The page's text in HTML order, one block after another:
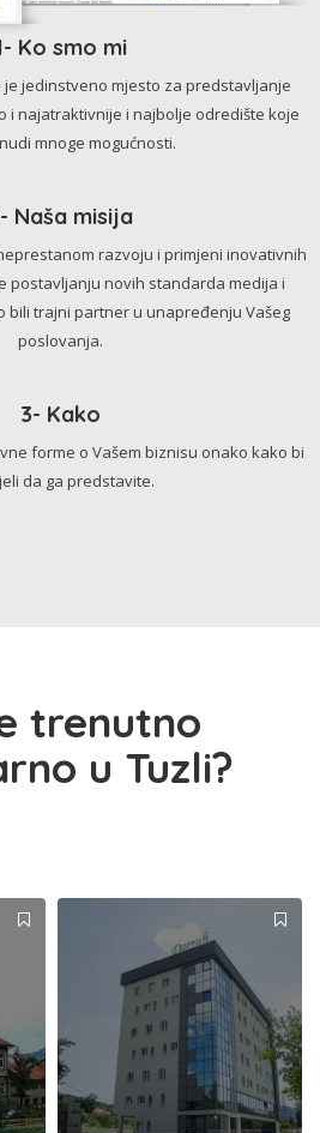
Ko smo mi
jedinstveno mjesto za predstavljanje
i najatraktivnije i najbolje odredište koje
mnoge mogućnosti.
Naša misija
razvoju i primjeni inovativnih
postavljanju novih standarda medija i
bili trajni partner u unapređenju Vašeg
poslovanja.
3- Kako
forme o Vašem biznisu onako kako bi
da ga predstavite.
trenutno
u Tuzli?